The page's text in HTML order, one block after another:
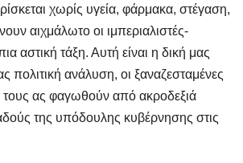
χωρίς υγεία, φάρμακα, στέγαση,
αιχμάλωτο οι ιμπεριαλιστές-
αστική τάξη. Αυτή είναι η δική μας
πολιτική ανάλυση, οι ξαναζεσταμένες
τους ας φαγωθούν από ακροδεξιά
της υπόδουλης κυβέρνησης στις